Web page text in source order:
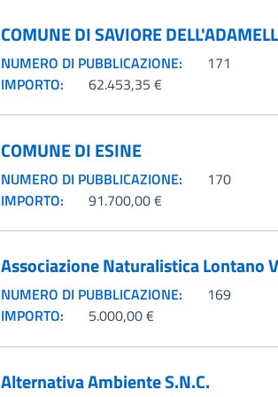
COMUNE DI SAVIORE
NUMERO DI PUBBLICAZIONE:
171
IMPORTO:
62.453,35 €
COMUNE DI ESINE
NUMERO DI PUBBLICAZIONE:
170
IMPORTO:
91.700,00 €
Associazione Naturalistica Lontano
NUMERO DI PUBBLICAZIONE:
169
IMPORTO:
5.000,00 €
Alternativa Ambiente S.N.C.